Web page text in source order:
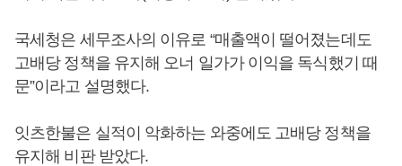
국세청은 세무조사의 이유로 “매출액이 떨어졌는데도
고배당 정책을 유지해 오너 일가가 이익을 독식했기 때
문”이라고 설명했다.
잇츠한불은 실적이 악화하는 와중에도 고배당 정책을
유지해 비판 받았다.